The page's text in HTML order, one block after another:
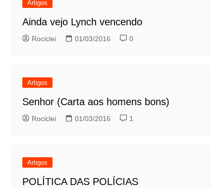
Artigos
Ainda vejo Lynch vencendo
Rociclei 01/03/2016 0
Artigos
Senhor (Carta aos homens bons)
Rociclei 01/03/2016 1
Artigos
POLÍTICA DAS POLÍCIAS